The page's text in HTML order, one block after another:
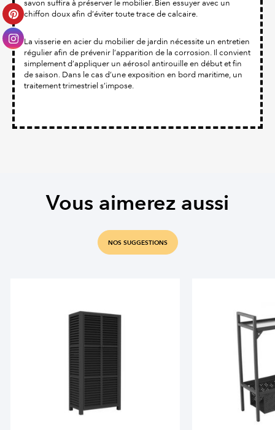
savon suffira à préserver le mobilier. Bien essuyer avec un
chiffon doux afin d’éviter toute trace de calcaire.
La visserie en acier du mobilier de jardin nécessite un entretien
régulier afin de prévenir l’apparition de la corrosion. Il convient
simplement d’appliquer un aérosol antirouille en début et fin
de saison. Dans le cas d’une exposition en bord maritime, un
traitement trimestriel s’impose.
Vous aimerez aussi
NOS SUGGESTIONS